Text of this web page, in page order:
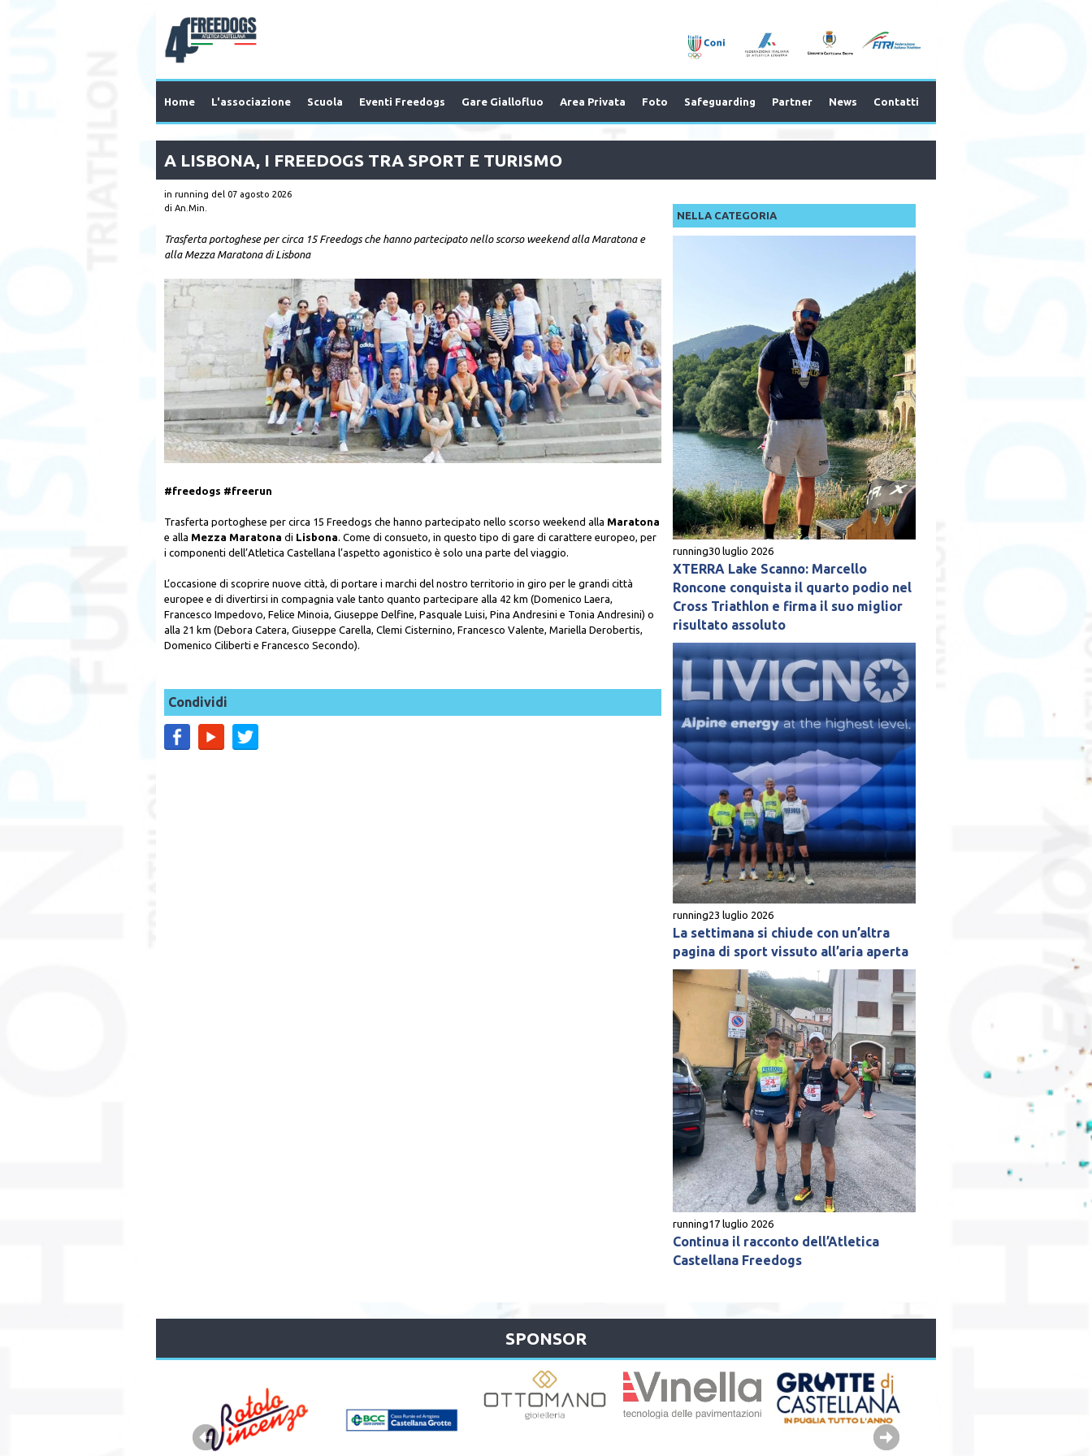
Home L'associazione Scuola Eventi Freedogs Gare Giallofluo Area Privata Foto Safeguarding Partner News Contatti
A LISBONA, I FREEDOGS TRA SPORT E TURISMO
in running del 07 agosto 2026
di An.Min.
Trasferta portoghese per circa 15 Freedogs che hanno partecipato nello scorso weekend alla Maratona e
alla Mezza Maratona di Lisbona
#freedogs #freerun
Trasferta portoghese per circa 15 Freedogs che hanno partecipato nello scorso weekend alla Maratona
e alla Mezza Maratona di Lisbona . Come di consueto, in questo tipo di gare di carattere europeo, per
i componenti dell’Atletica Castellana l’aspetto agonistico è solo una parte del viaggio.
L’occasione di scoprire nuove città, di portare i marchi del nostro territorio in giro per le grandi città
europee e di divertirsi in compagnia vale tanto quanto partecipare alla 42 km (Domenico Laera,
Francesco Impedovo, Felice Minoia, Giuseppe Delfine, Pasquale Luisi, Pina Andresini e Tonia Andresini) o
alla 21 km (Debora Catera, Giuseppe Carella, Clemi Cisternino, Francesco Valente, Mariella Derobertis,
Domenico Ciliberti e Francesco Secondo).
Condividi
NELLA CATEGORIA
running30 luglio 2026
XTERRA Lake Scanno: Marcello
Roncone conquista il quarto podio nel
Cross Triathlon e firma il suo miglior
risultato assoluto
running23 luglio 2026
La settimana si chiude con un’altra
pagina di sport vissuto all’aria aperta
running17 luglio 2026
Continua il racconto dell’Atletica
Castellana Freedogs
SPONSOR